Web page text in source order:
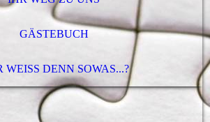
GÄSTEBUCH
WEISS DENN SOWAS...?
& WERBUNG